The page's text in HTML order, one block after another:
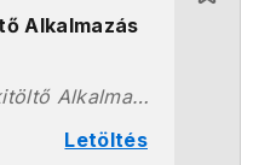
Alkalmazás
Letöltés
Online Nyomtatványkitöltő Alkalmazás - Csoportos műveletek.pdf